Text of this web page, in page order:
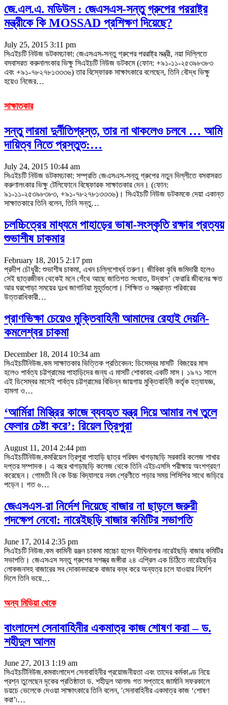
জে.এল.এ. মডিউল : জেএসএস-সন্তু গ্রুপের পররাষ্ট্র
মন্ত্রীকে কি MOSSAD প্রশিক্ষণ দিয়েছে?
July 25, 2015 3:11 pm
সিএইচটি নিউজ ডটকমঢাকা: জেএসএস-সন্তু গ্রুপের পররাষ্ট্র মন্ত্রী, নয়া দিল্লিতে
বসবাসরত করুনালংকার ভিক্ষু সিএইচটি নিউজ ডটকমে (ফোন: +৯১-১১-২৫৩৯৮৩৮৩
এবং +৯১-৭৮২৭৮১৩৩৩৬) তার বিস্ফোরক সাক্ষাৎকারে বলেছেন, তিনি বৌদ্ধ ভিক্ষু
হয়েও নিজের…
সাক্ষাতকার
সন্তু লারমা দুর্নীতিগ্রস্ত, তার না থাকলেও চলবে … আমি
দায়িত্ব নিতে প্রস্তুত:…
July 24, 2015 10:44 am
সিএইচটি নিউজ ডটকমঢাকা: সম্প্রতি জেএসএস-সন্তু গ্রুপের নতুন দিল্লীতে বসবাসরত
করুণালংকার ভিক্ষু টেলিফোনে বিষ্ফোরক সাক্ষাতকার দেন। (ফোন:
৯১-১১-২৫৩৯৮৩৮৩, +৯১-৭৮২৭৮১৩৩৩৬)। সিএইচটি নিউজ ডটকমকে দেয়া একান্ত
সাক্ষাতকারে তিনি বলেন, তিনি সন্তু…
চলচ্চিত্রের মাধ্যমে পাহাড়ের ভাষা-সংস্কৃতি রক্ষার প্রত্যয়
শুভাশীষ চাকমার
February 18, 2015 2:17 pm
প্রদীপ চৌধুরী: শুভাশীষ চাকমা, এখন চল্লিশোর্ধ্ব তরুণ। জীবিকা কৃষি জমিদারী হলেও
সেই ছাত্রজীবন থেকেই মনে গেঁথে আছে জাতিগত সংঘাত, উদ্বাস’ ফেরারি জীবনের ক্ষত
আর ঘরপোড়া সময়ের দুঃখ জাগানিয়া মুহূর্তগুলো। শিক্ষিত ও সম্ভ্রান্ত পরিবারের
উত্তরাধিকারী…
প্রাণভিক্ষা চেয়েও মুক্তিবাহিনী আমাদের রেহাই দেয়নি-
কমলেশ্বর চাকমা
December 18, 2014 10:34 am
সিএইচটিনিউজ.কম সাক্ষাতকার ভিত্তিক প্রতিবেদন: ডিসেম্বর মাসটি বিজয়ের মাস
হলেও পার্বত্য চট্টগ্রামের পাহাড়িদের জন্য এ মাসটি শোকাবহ একটি মাস। ১৯৭১ সালে
এই ডিসেম্বর মাসেই পার্বত্য চট্টগ্রামের বিভিন্ন জায়গায় মুক্তিবাহিনী কর্তৃক হত্যাযজ্ঞ,
হামলা ও…
‘আর্মিরা মিস্ত্রির কাজে ব্যবহৃত যন্ত্র দিয়ে আমার নখ তুলে
ফেলার চেষ্টা করে’: রিয়েল ত্রিপুরা
August 11, 2014 2:44 pm
সিএইচটিনিউজ.কমরিয়েল ত্রিপুরা পাহাড়ি ছাত্র পরিষদ খাগড়াছড়ি সরকারি কলেজ শাখার
দপ্তর সম্পাদক। এ বছর খাগড়াছড়ি কলেজ থেকে তিনি এইচএসসি পরীক্ষায় অংশগ্রহণ
করেছেন। গোমতী বি কে উচ্চ বিদ্যালয়ে নবম শ্রেণীতে পড়ার সময় পিসিপির সাথে জড়িয়ে
পড়েন। গত ৬…
জেএসএস-রা নির্দেশ দিয়েছে বাজার না ছাড়লে জরুরী
পদক্ষেপ নেবো: নারেইছড়ি বাজার কমিটির সভাপতি
June 17, 2014 2:35 pm
সিএইচটি নিউজ.কম কামিনী রঞ্জন চাকমা মাচ্চো হলেন দীঘিনালার নারেইছড়ি বাজার কমিটির
সভাপতি। জেএসএস সন্তু গ্রুপের সশস্ত্র জঙ্গীরা ২৪ এপ্রিল এক চিঠিতে নারেইছড়ির
লোকজনসহ বাজারের সব দোকানদারকে বাজার বন্ধ করে অন্যত্র চলে যাওয়ার নির্দেশ
দিলে তিনি ভয়ে…
অন্য মিডিয়া থেকে
বাংলাদেশ সেনাবাহিনীর একমাত্র কাজ শোষণ করা – ড.
শহীদুল আলম
June 27, 2013 1:19 am
সিএইচটিনিউজ.কমবাংলাদেশ সেনাবাহিনীর প্রয়োজনীয়তা এবং তাদের কর্মকাণ্ড নিয়ে
প্রশ্ন তুলেছেন দৃকের প্রতিষ্ঠাতা ড. শহীদুল আলম৷ গত সপ্তাহে জার্মানি সফরকালে
ডয়চে ভেলেকে দেওয়া সাক্ষাৎকারে তিনি বলেন, 'সেনাবাহিনীর একমাত্র কাজ ‘শোষণ
করা’৷…